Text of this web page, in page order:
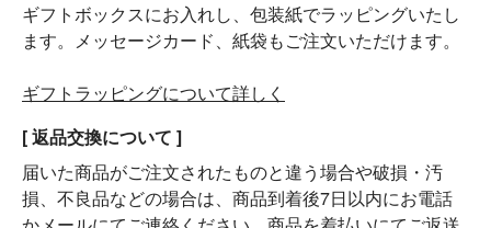
ギフトボックスにお入れし、包装紙でラッピングいたし
ます。メッセージカード、紙袋もご注文いただけます。
ギフトラッピングについて詳しく
[ 返品交換について ]
届いた商品がご注文されたものと違う場合や破損・汚
損、不良品などの場合は、商品到着後7日以内にお電話